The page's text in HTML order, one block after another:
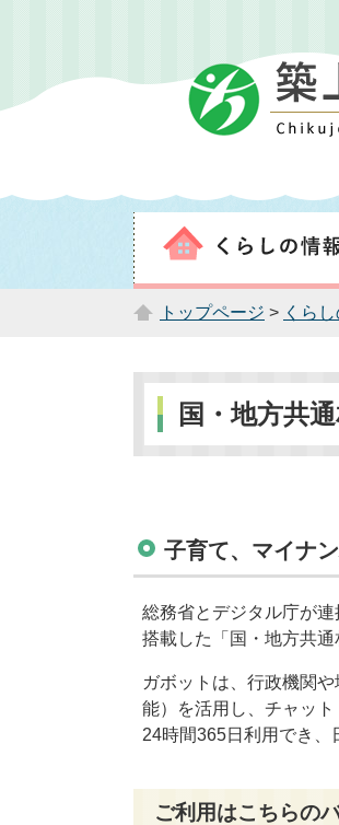
トップページ > くら
国・地方共
子育て、マイナ
総務省とデジタル庁が
搭載した「国・地方共
ガボットは、行政機関
能）を活用し、チャッ
24時間365日利用でき、
ご利用はこちらの